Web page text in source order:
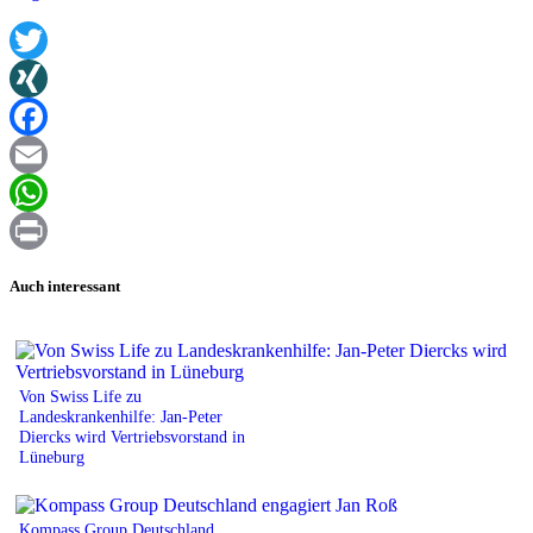
Twitter
XING
Facebook
Email
WhatsApp
Auch interessant
Von Swiss Life zu
Landeskrankenhilfe: Jan-Peter
Diercks wird Vertriebsvorstand in
Lüneburg
Kompass Group Deutschland